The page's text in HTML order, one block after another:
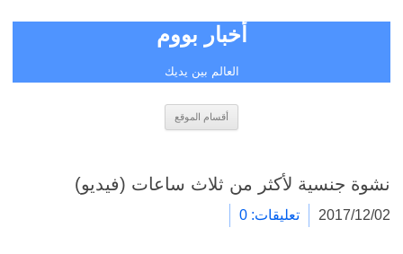
أخبار بووم
العالم بين يديك
أقسام الموقع
نشوة جنسية لأكثر من ثلاث ساعات (فيديو)
2017/12/02 تعليقات: 0